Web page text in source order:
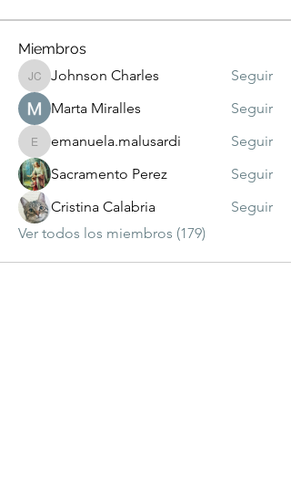
Miembros
Johnson Charles
Johnson Charles
Seguir
Marta Miralles
Seguir
emanuela.malusardi
emanuela.malusardi
Seguir
Sacramento Perez
Seguir
Cristina Calabria
Seguir
Ver todos los miembros (179)